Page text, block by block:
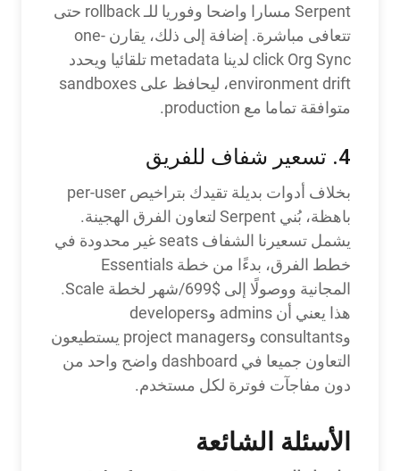
Serpent مسارا واضحا وفوريا للـ rollback حتى
تتعافى مباشرة. إضافة إلى ذلك، يقارن one-
click Org Sync لدينا metadata تلقائيا ويحدد
environment drift، ليحافظ على sandboxes
متوافقة تماما مع production.
4. تسعير شفاف للفريق
بخلاف أدوات بديلة تقيدك بتراخيص per-user
باهظة، بُني Serpent لتعاون الفرق الهجينة.
يشمل تسعيرنا الشفاف seats غير محدودة في
خطط الفرق، بدءًا من خطة Essentials
المجانية ووصولًا إلى $699/شهر لخطة Scale.
هذا يعني أن admins وdevelopers
وconsultants وproject managers يستطيعون
التعاون جميعا في dashboard واضح واحد من
دون مفاجآت فوترة لكل مستخدم.
الأسئلة الشائعة